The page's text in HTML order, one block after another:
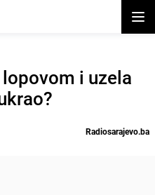
i uzela
Radiosarajevo.ba